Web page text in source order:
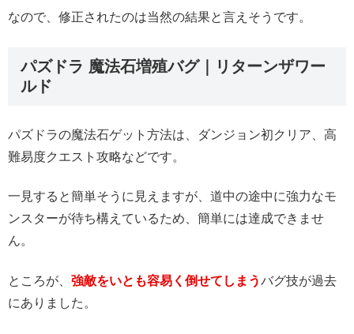
なので、修正されたのは当然の結果と言えそうです。
パズドラ 魔法石増殖バグ｜リターンザワー
ルド
パズドラの魔法石ゲット方法は、ダンジョン初クリア、高
難易度クエスト攻略などです。
一見すると簡単そうに見えますが、道中の途中に強力なモ
ンスターが待ち構えているため、簡単には達成できませ
ん。
ところが、 強敵をいとも容易く倒せてしまうバグ技が過去
にありました。